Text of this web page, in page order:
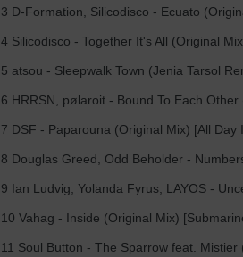
Паш, 53 минута -трэк бомба!!!это
женское соло из старой песни
Telepopmusik
к 00:01
3 D-Formation, Silicodisco - Ecuato
4 Silicodisco - Together It's All (Original
5 atsou - Sleepwalk Town (Jenia Tarsol
6 HRRSN, pølaroit - Bound To Each
7 DSF - Paparouna (Original Mix) [All Day
8 Douglas Greed, Odd Beholder -
9 Ian Ludvig, Yolanda Fyrus, LAYOS -
10 Vahag - Inside (Original Mix)
11 Soul Button - The Sparrow feat.